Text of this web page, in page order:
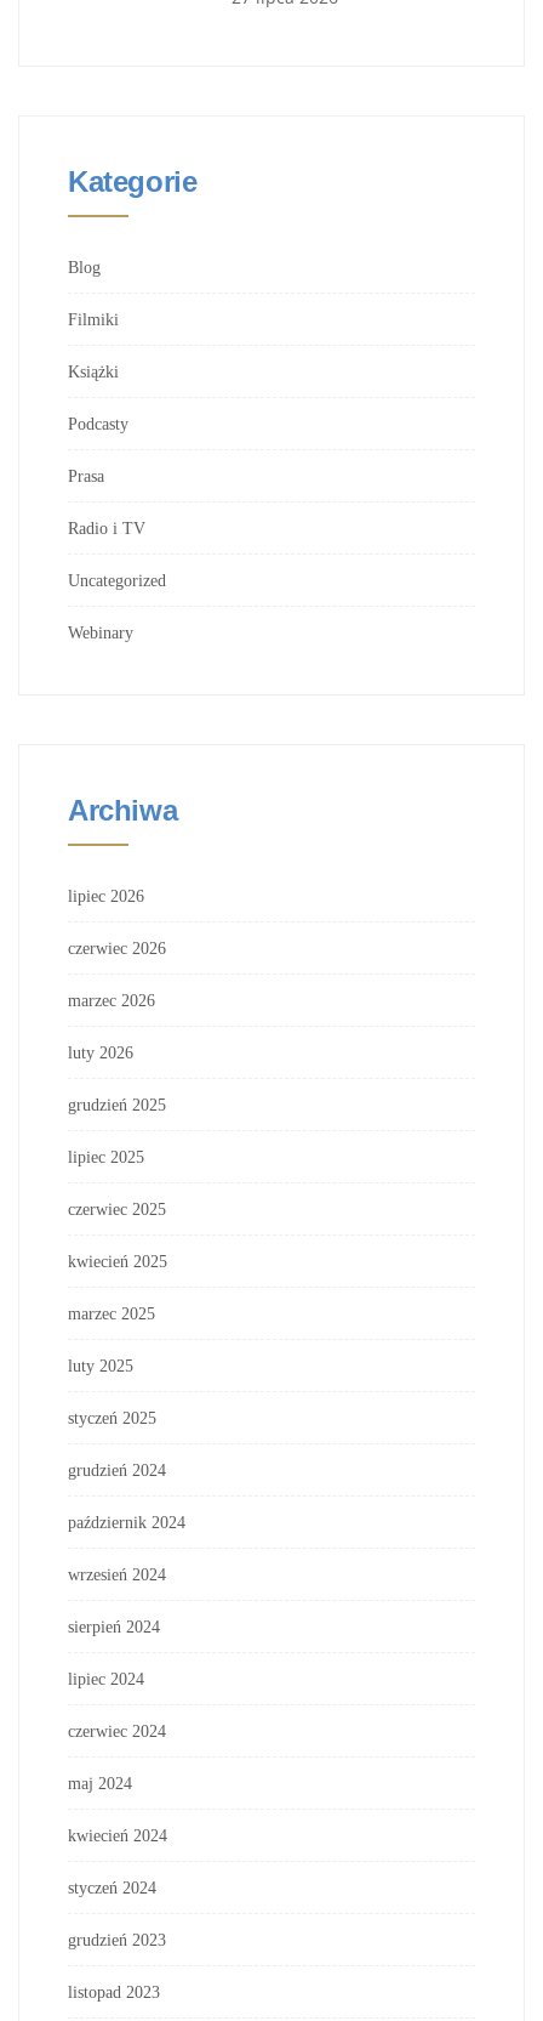
Kategorie
Blog
Filmiki
Książki
Podcasty
Prasa
Radio i TV
Uncategorized
Webinary
Archiwa
lipiec 2026
czerwiec 2026
marzec 2026
luty 2026
grudzień 2025
lipiec 2025
czerwiec 2025
kwiecień 2025
marzec 2025
luty 2025
styczeń 2025
grudzień 2024
październik 2024
wrzesień 2024
sierpień 2024
lipiec 2024
czerwiec 2024
maj 2024
kwiecień 2024
styczeń 2024
grudzień 2023
listopad 2023